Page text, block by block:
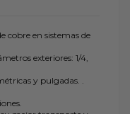
cobre en sistemas de
exteriores: 1/4,
y pulgadas. .